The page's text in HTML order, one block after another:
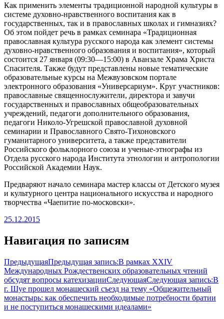
Как применить элементы традиционной народной культуры в
системе духовно-нравственного воспитания как в
государственных, так и в православных школах и гимназиях?
Об этом пойдет речь в рамках семинара «Традиционная
православная культура русского народа как элемент системы
духовно-нравственного образования и воспитания», который
состоится 27 января (09:30—15:00) в Аванзале Храма Христа
Спасителя. Также будут представлены новые тематические
образовательные курсы на Межвузовском портале
электронного образования «Универсариум». Круг участников:
православные священнослужители, директора и завучи
государственных и православных общеобразовательных
учреждений, педагоги дополнительного образования,
педагоги Николо-Угрешской православной духовной
семинарии и Православного Свято-Тихоновского
гуманитарного университета, а также представители
Российского фольклорного союза и ученые-этнографы из
Отдела русского народа Института этнологии и антропологии
Российской Академии Наук.
Предваряют начало семинара мастер классы от Детского музея
и культурного центра национального искусства и народного
творчества «Чаепитие по-московски».
25.12.2015
Навигация по записям
ПредыдущаяПредыдущая запись:В рамках XXIV
Международных Рождественских образовательных чтений
обсудят вопросы катехизацииСледующаяСледующая запись:В
г. Шуе прошел монашеский съезд на тему «Общежительный
монастырь: как обеспечить необходимые потребности братии
и не поступиться монашескими идеалами»